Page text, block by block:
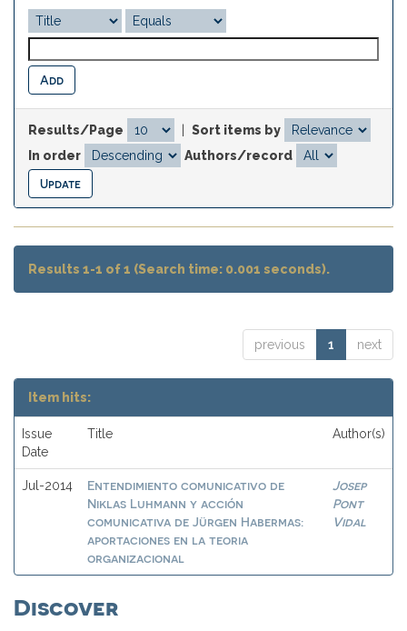
Results/Page
Sort items by
In order
Authors/record
Results 1-1 of 1 (Search time: 0.001 seconds).
previous 1 next
Item hits:
Issue
Date
Title Author(s)
Jul-2014
Entendimiento comunicativo de
Niklas Luhmann y acción
comunicativa de Jürgen Habermas:
aportaciones en la teoria
organizacional
Josep
Pont
Vidal
Discover